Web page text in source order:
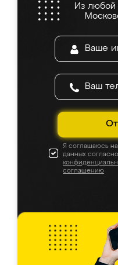
Из любой
Я соглашаюсь
данных согласно
соглашению